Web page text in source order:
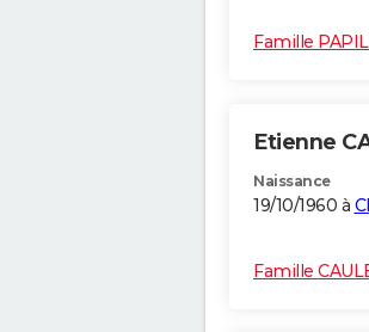
Famille
Etienne
Naissance
19/10/1960 à
Famille